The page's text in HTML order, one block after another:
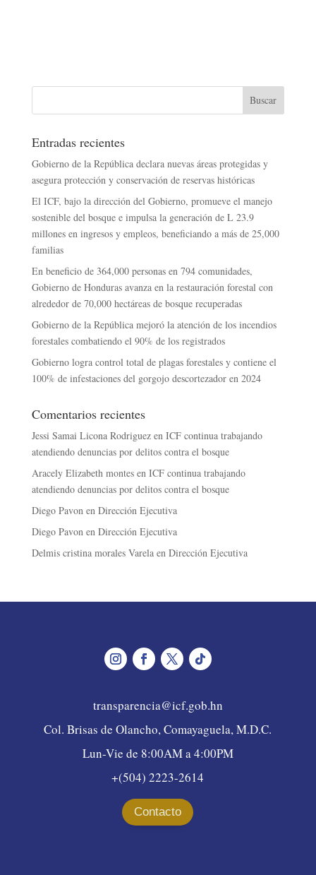
Entradas recientes
Gobierno de la República declara nuevas áreas protegidas y
asegura protección y conservación de reservas históricas
El ICF, bajo la dirección del Gobierno, promueve el manejo
sostenible del bosque e impulsa la generación de L 23.9
millones en ingresos y empleos, beneficiando a más de 25,000
familias
En beneficio de 364,000 personas en 794 comunidades,
Gobierno de Honduras avanza en la restauración forestal con
alrededor de 70,000 hectáreas de bosque recuperadas
Gobierno de la República mejoró la atención de los incendios
forestales combatiendo el 90% de los registrados
Gobierno logra control total de plagas forestales y contiene el
100% de infestaciones del gorgojo descortezador en 2024
Comentarios recientes
Jessi Samai Licona Rodriguezen ICF continua trabajando
atendiendo denuncias por delitos contra el bosque
Aracely Elizabeth montesen ICF continua trabajando
atendiendo denuncias por delitos contra el bosque
Diego Pavon en Dirección Ejecutiva
Diego Pavon en Dirección Ejecutiva
Delmis cristina morales Varelaen Dirección Ejecutiva
transparencia@icf.gob.hn
Col. Brisas de Olancho, Comayaguela, M.D.C.
Lun-Vie de 8:00AM a 4:00PM
+(504) 2223-2614
Contacto